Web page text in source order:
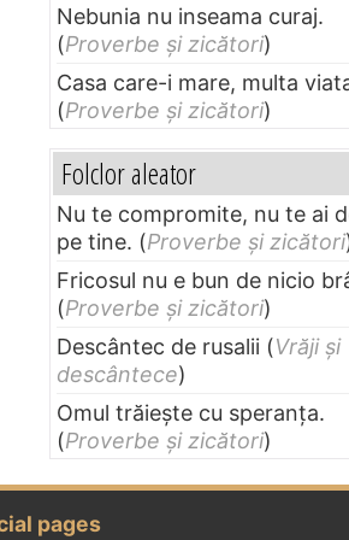
Nebunia nu inseama curaj.
(Proverbe și zicători)
Casa care-i mare, multa
(Proverbe și zicători)
Folclor aleator
Nu te compromite, nu te ai
pe tine. (Proverbe și zicători
Fricosul nu e bun de nicio
(Proverbe și zicători)
Descântec de rusalii (Vrăji și
descântece)
Omul trăieşte cu speranţa.
(Proverbe și zicători)
pages